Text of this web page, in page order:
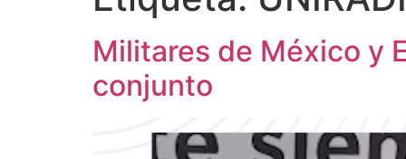
Militares de México y
conjunto